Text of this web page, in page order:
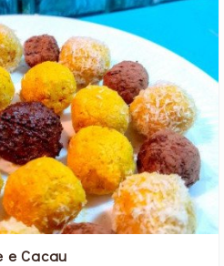
Cacau